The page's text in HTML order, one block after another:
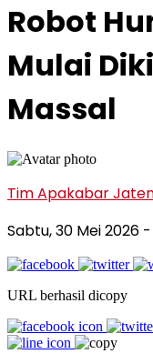
Robot
Mulai
Massal
Tim Apakabar
Sabtu, 30 Mei 2026 -
URL berhasil dicopy